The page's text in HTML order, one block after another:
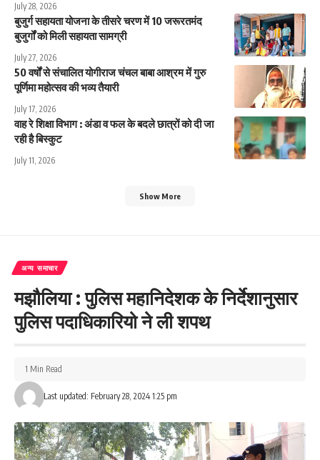
July 28, 2026
बुजुर्ग सहायता योजना के तीसरे चरण में 10 जरूरतमंद
बुजुर्गों को मिली सहायता सामग्री
July 27, 2026
50 वर्षों से संचालित योगीराज चंचल बाबा आश्रम में गुरु
पूर्णिमा महोत्सव की भव्य तैयारी
July 17, 2026
वाह रे शिक्षा विभाग : अंडा व फल के बदले छात्रों को दी जा
रही है बिस्कुट
July 11, 2026
Show More
अन्य समाचार
मझौलिया : पुलिस महानिदेशक के निर्देशानुसार
पुलिस पदाधिकारियो ने ली शपथ
Last updated: February 28, 2024 1:25 pm
1 Min Read